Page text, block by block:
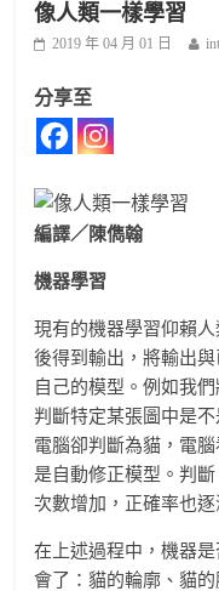
像人類一樣學習
2019 年 04 月 01 日
分享至
編譯／陳儁翰
機器學習
現有的機器學習仰賴
後得到輸出，將輸出
自己的模型。例如我
判斷特定某張圖中是
電腦卻判斷為貓，電
是自動修正模型。判
次數增加，正確率也逐
在上述過程中，機器
會了：貓的輪廓、貓